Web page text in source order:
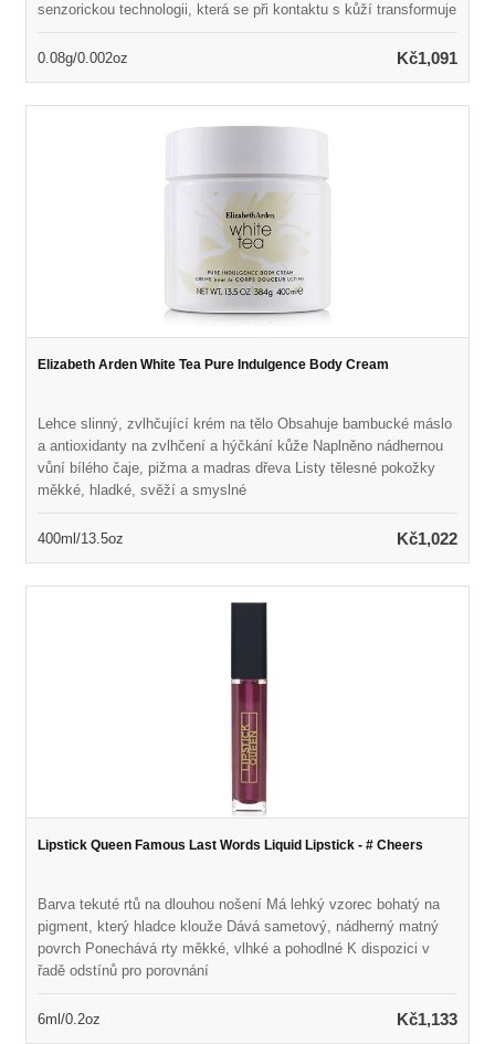
senzorickou technologii, která se při kontaktu s kůží transformuje
24 hodin Mikro-tenký tužka může být tečkována mezi řasami
0.08g/0.002oz Kč1,091
Elizabeth Arden White Tea Pure Indulgence Body Cream
Lehce slinný, zvlhčující krém na tělo Obsahuje bambucké máslo
a antioxidanty na zvlhčení a hýčkání kůže Naplněno nádhernou
vůní bílého čaje, pižma a madras dřeva Listy tělesné pokožky
měkké, hladké, svěží a smyslné
400ml/13.5oz Kč1,022
Lipstick Queen Famous Last Words Liquid Lipstick - # Cheers
Barva tekuté rtů na dlouhou nošení Má lehký vzorec bohatý na
pigment, který hladce klouže Dává sametový, nádherný matný
povrch Ponechává rty měkké, vlhké a pohodlné K dispozici v
řadě odstínů pro porovnání
6ml/0.2oz Kč1,133